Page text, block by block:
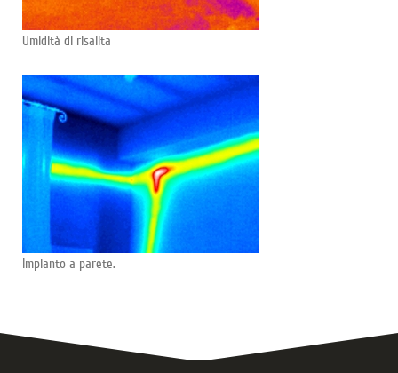
Umidità di risalita
Impianto a parete.